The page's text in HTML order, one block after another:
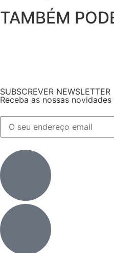
TAMBÉM
SUBSCREVER NEWSLETTER
Receba as nossas